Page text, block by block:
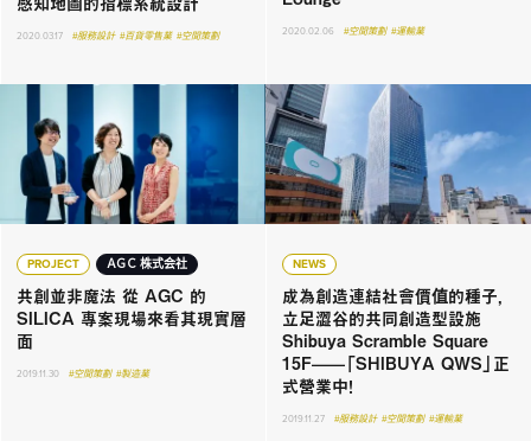
2020.03.17 #服務設計 #百貨零售業 #空間策劃 2020.02.06 #空間策劃 #運輸業
PROJECT ＡＧＣ 株式会社
共創並非魔法 從 AGC 的
SILICA 專案現場來看其現實層
面
2019.11.30 #空間策劃 #製造業
NEWS
成為創造連結社會價值的種子，
立足澀谷的共同創造型設施
Shibuya Scramble Square
15F——「SHIBUYA QWS」正
式營業中！
2019.11.27 #服務設計 #空間策劃 #運輸業